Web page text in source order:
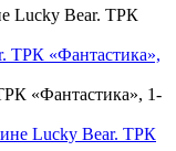
Lucky Bear. ТРК
«Фантастика», 1-